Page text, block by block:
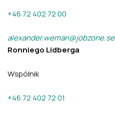
+46 72 402 72 00
alexander.weman@jobzone.se
Ronniego Lidberga
Wspólnik
+46 72 402 72 01